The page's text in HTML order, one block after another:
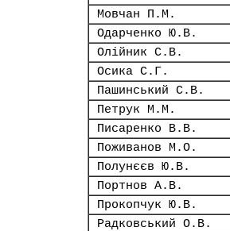
Мовчан П.М.
Одарченко Ю.В.
Олійник С.В.
Осика С.Г.
Пашинський С.В.
Петрук М.М.
Писаренко В.В.
Поживанов М.О.
Полунєєв Ю.В.
Портнов А.В.
Прокопчук Ю.В.
Радковський О.В.